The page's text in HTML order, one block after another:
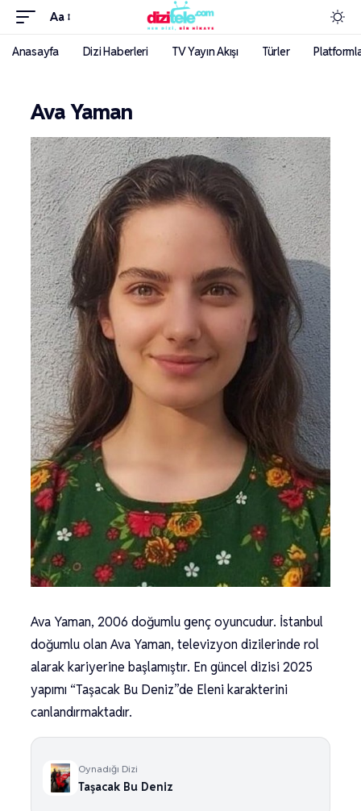
Aa
Anasayfa Dizi Haberleri TV Yayın Akışı Türler
Ava Yaman
Ava Yaman, 2006 doğumlu genç oyuncudur. İstanbul
doğumlu olan Ava Yaman, televizyon dizilerinde rol
alarak kariyerine başlamıştır. En güncel dizisi 2025
yapımı “Taşacak Bu Deniz”de Eleni karakterini
canlandırmaktadır.
Oynadığı Dizi
Taşacak Bu Deniz